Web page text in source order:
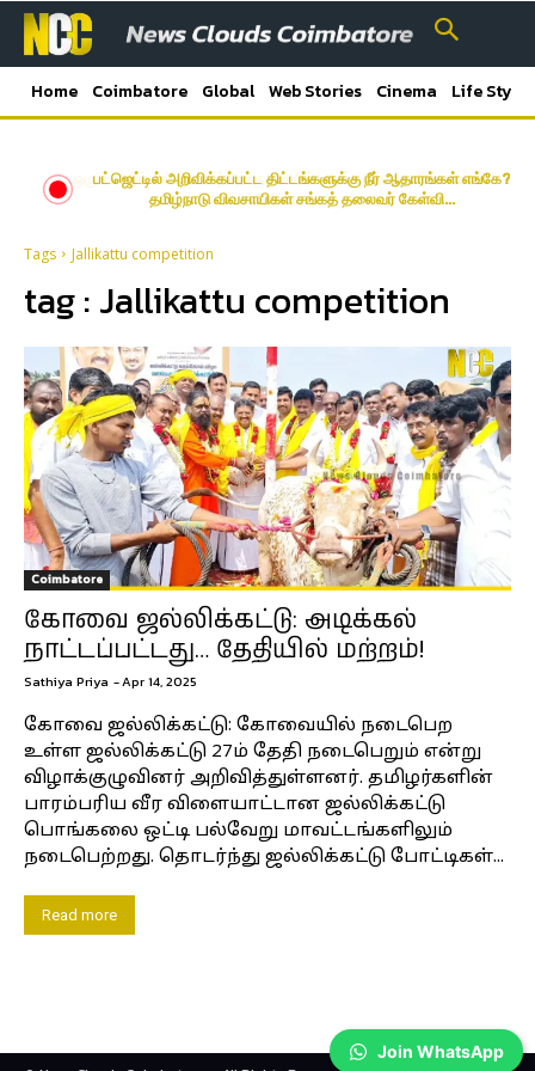
Home Coimbatore Global Web Stories Cinema Life Style
ஒரு கையில் லேப்டாப் மற்றொரு கையில் பைக்- கோவையில் வைரல்
வீடியோ…
பட்ஜெட்டில் அறிவிக்கப்பட்ட திட்டங்களுக்கு நீர் ஆதாரங்கள் எங்கே?
தமிழ்நாடு விவசாயிகள் சங்கத் தலைவர் கேள்வி…
Tags Jallikattu competition
tag : Jallikattu competition
Coimbatore
கோவை ஜல்லிக்கட்டு: அடிக்கல்
நாட்டப்பட்டது… தேதியில் மற்றம்!
Sathiya Priya -Apr 14, 2025
கோவை ஜல்லிக்கட்டு: கோவையில் நடைபெற
உள்ள ஜல்லிக்கட்டு 27ம் தேதி நடைபெறும் என்று
விழாக்குழுவினர் அறிவித்துள்ளனர். தமிழர்களின்
பாரம்பரிய வீர விளையாட்டான ஜல்லிக்கட்டு
பொங்கலை ஒட்டி பல்வேறு மாவட்டங்களிலும்
நடைபெற்றது. தொடர்ந்து ஜல்லிக்கட்டு போட்டிகள்...
Read more
Join WhatsApp